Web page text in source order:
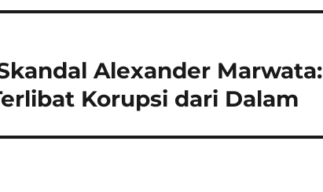
Alexander Marwata:
Korupsi dari Dalam